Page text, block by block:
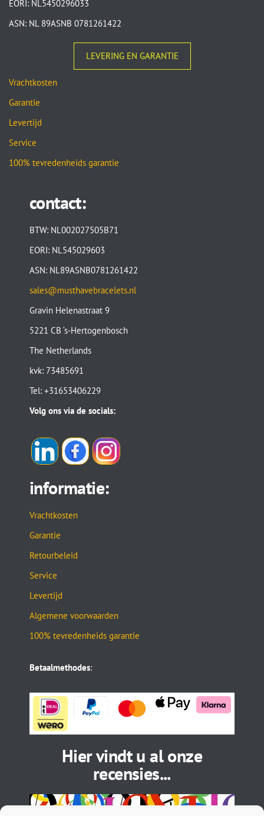
EORI: NL5450296033
ASN: NL 89ASNB 0781261422
LEVERING EN GARANTIE
Vrachtkosten
Garantie
Levertijd
Service
100% tevredenheids garantie
contact:
BTW: NL002027505B71
EORI: NL545029603
ASN: NL89ASNB0781261422
sales@musthavebracelets.nl
Gravin Helenastraat 9
5221 CB ‘s-Hertogenbosch
The Netherlands
kvk: 73485691
Tel: +31653406229
Volg ons via de socials:
informatie:
Vrachtkosten
Garantie
Retourbeleid
Service
Levertijd
Algemene voorwaarden
100% tevredenheids garantie
Betaalmethodes:
Hier vindt u al onze
recensies...